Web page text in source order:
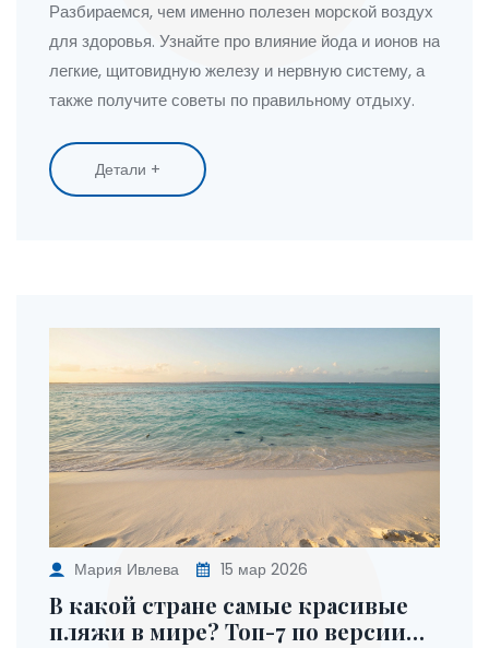
Разбираемся, чем именно полезен морской воздух
для здоровья. Узнайте про влияние йода и ионов на
легкие, щитовидную железу и нервную систему, а
также получите советы по правильному отдыху.
Детали +
Мария Ивлева 15 мар 2026
В какой стране самые красивые
пляжи в мире? Топ-7 по версии